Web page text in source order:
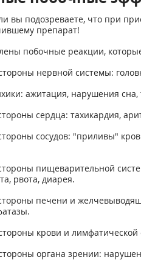
вы подозреваете, что при
препарат!
побочные реакции,
нервной системы:
ажитация, нарушения сна,
сердца: тахикардия,
сосудов: "приливы"
пищеварительной
рвота, диарея.
печени и
крови и
органа зрении: